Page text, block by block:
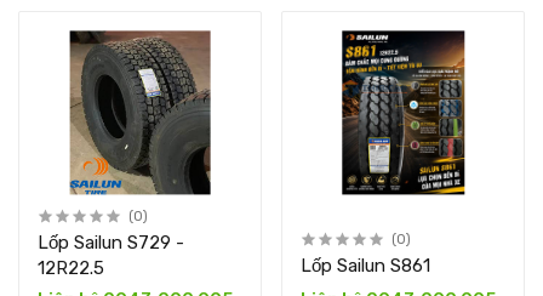
(0)
Lốp Sailun S729 -
12R22.5
(0)
Lốp Sailun S861